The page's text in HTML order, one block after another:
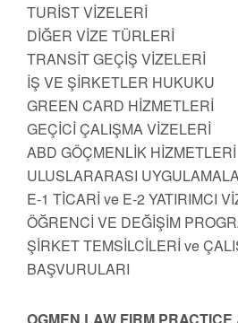
TURİST VİZELERİ
DİĞER VİZE TÜRLERİ
TRANSİT GEÇİŞ VİZELERİ
İŞ VE ŞİRKETLER HUKUKU
GREEN CARD HİZMETLERİ
GEÇİCİ ÇALIŞMA VİZELERİ
ABD GÖÇMENLİK HİZMETLERİ
ULUSLARARASI
E-1 TİCARİ ve E-2 YATIRIMCI
ÖĞRENCİ VE DEĞİŞİM
ŞİRKET TEMSİLCİLERİ ve
BAŞVURULARI